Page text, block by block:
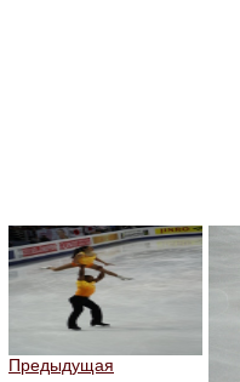
Предыдущая